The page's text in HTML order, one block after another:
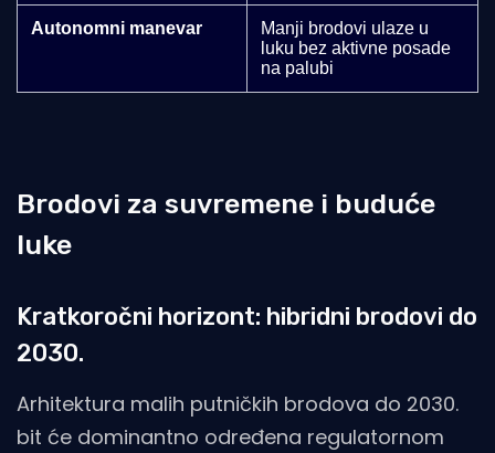
Autonomni manevar
Manji brodovi ulaze u
luku bez aktivne posade
na palubi
Brodovi za suvremene i buduće
luke
Kratkoročni horizont: hibridni brodovi do
2030.
Arhitektura malih putničkih brodova do 2030.
bit će dominantno određena regulatornom